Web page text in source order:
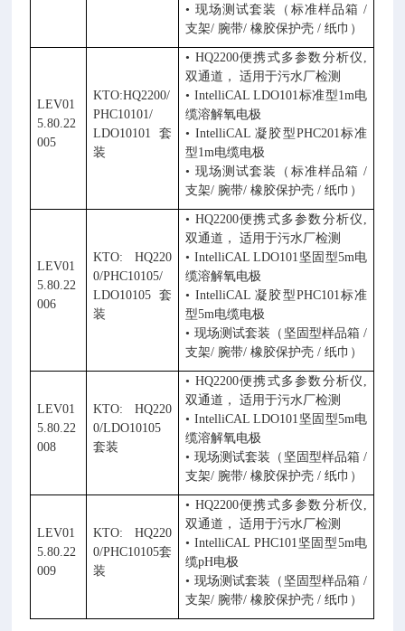
• 现场测试套装（标准样品箱/
支架/ 腕带/橡胶保护壳/纸巾）
LEV01
5.80.22
005
KTO:HQ2200/
PHC10101/
LDO10101套
装
• HQ2200便携式多参数分析仪 ,
双通道， 适用于污水厂检测
• IntelliCAL LDO101标准型1m电
缆溶解氧电极
• IntelliCAL凝胶型PHC201标准
型1m电缆电极
• 现场测试套装（标准样品箱/
支架/ 腕带/橡胶保护壳/纸巾）
LEV01
5.80.22
006
KTO: HQ220
0/PHC10105/
LDO10105套
装
• HQ2200便携式多参数分析仪 ,
双通道， 适用于污水厂检测
• IntelliCAL LDO101 坚固型5m电
缆溶解氧电极
• IntelliCAL凝胶型PHC101标准
型5m电缆电极
• 现场测试套装（坚固型样品箱/
支架/ 腕带/橡胶保护壳/纸巾）
LEV01
5.80.22
008
KTO: HQ220
0/LDO10105
套装
• HQ2200便携式多参数分析仪 ,
双通道， 适用于污水厂检测
• IntelliCAL LDO101 坚固型5m电
缆溶解氧电极
• 现场测试套装（坚固型样品箱/
支架/ 腕带/橡胶保护壳/纸巾）
LEV01
5.80.22
009
KTO: HQ220
0/PHC10105套
装
• HQ2200便携式多参数分析仪 ,
双通道， 适用于污水厂检测
•IntelliCAL PHC101 坚固型5m电
缆pH电极
• 现场测试套装（坚固型样品箱/
支架/ 腕带/橡胶保护壳/纸巾）